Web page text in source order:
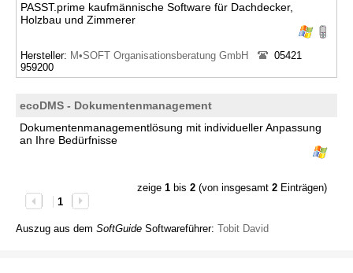
PASST.prime kaufmännische Software für Dachdecker,
Holzbau und Zimmerer
Hersteller: M•SOFT Organisationsberatung GmbH
05421
959200
ecoDMS - Dokumentenmanagement
Dokumentenmanagementlösung mit individueller Anpassung
an Ihre Bedürfnisse
zeige 1bis 2(von insgesamt 2Einträgen)
1
Auszug aus dem SoftGuide Softwareführer: Tobit David